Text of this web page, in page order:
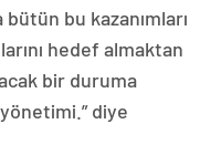
bu kazanımları
hedef almaktan
bir duruma
diye